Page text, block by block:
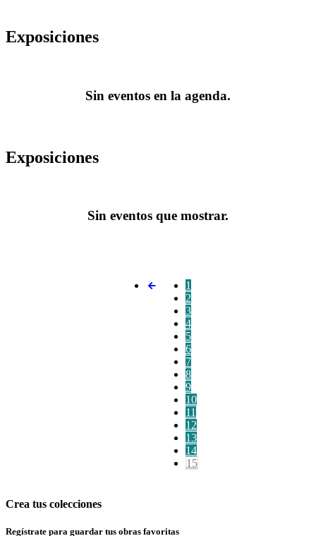
Exposiciones
Sin eventos en la agenda.
Exposiciones
Sin eventos que mostrar.
1
2
3
4
5
6
7
8
9
10
11
12
13
14
15
Crea tus colecciones
Regístrate para guardar tus obras favoritas